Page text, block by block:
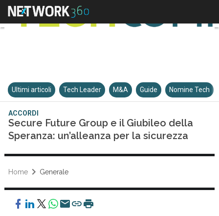
Ultimi articoli Tech Leader M&A Guide Nomine Tech
ACCORDI
Secure Future Group e il Giubileo della
Speranza: un’alleanza per la sicurezza
Home Generale